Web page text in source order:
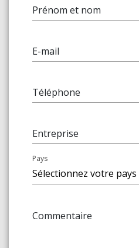
Prénom et nom
E-mail
Téléphone
Entreprise
Pays
Commentaire